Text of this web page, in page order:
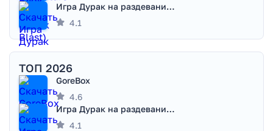
Игра Дурак на раздевание - Правила игры
4.1
ТОП 2026
GoreBox
4.6
Игра Дурак на раздевание - Правила игры
4.1